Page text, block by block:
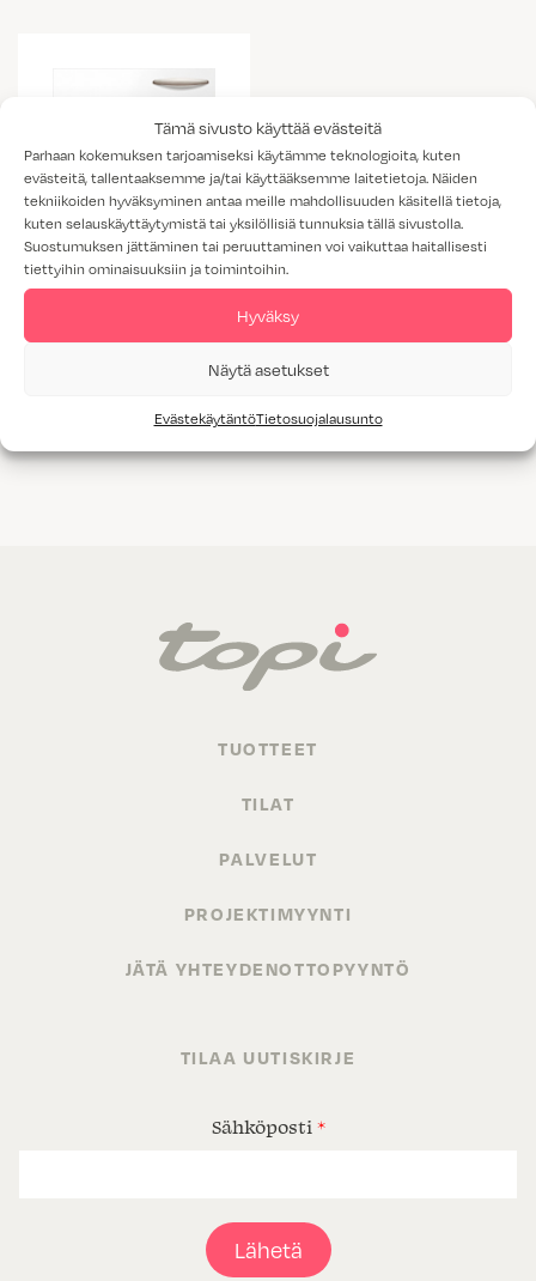
Tämä sivusto käyttää evästeitä
Parhaan kokemuksen tarjoamiseksi käytämme teknologioita, kuten
evästeitä, tallentaaksemme ja/tai käyttääksemme laitetietoja. Näiden
tekniikoiden hyväksyminen antaa meille mahdollisuuden käsitellä tietoja,
kuten selauskäyttäytymistä tai yksilöllisiä tunnuksia tällä sivustolla.
Suostumuksen jättäminen tai peruuttaminen voi vaikuttaa haitallisesti
tiettyihin ominaisuuksiin ja toimintoihin.
Hyväksy
Näytä asetukset
EvästekäytäntöTietosuojalausunto
TUOTTEET
TILAT
PALVELUT
PROJEKTIMYYNTI
JÄTÄ YHTEYDENOTTOPYYNTÖ
TILAA UUTISKIRJE
Sähköposti *
Lähetä